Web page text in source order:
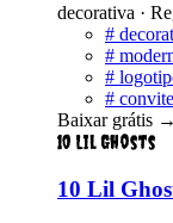
decorativa ·
#
#
#
# convite
Baixar grátis →
10 Lil Ghosts
10 Lil